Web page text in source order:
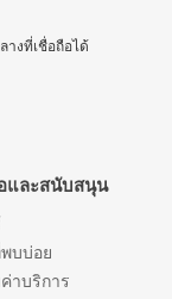
างที่เชื่อถือได้
และสนับสนุน
บบ่อย
าบริการ